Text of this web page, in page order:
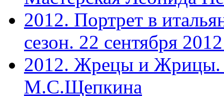
2012. Портрет в
сезон. 22 сентября
2012. Жрецы и Жрицы.
М.С.Щепкина